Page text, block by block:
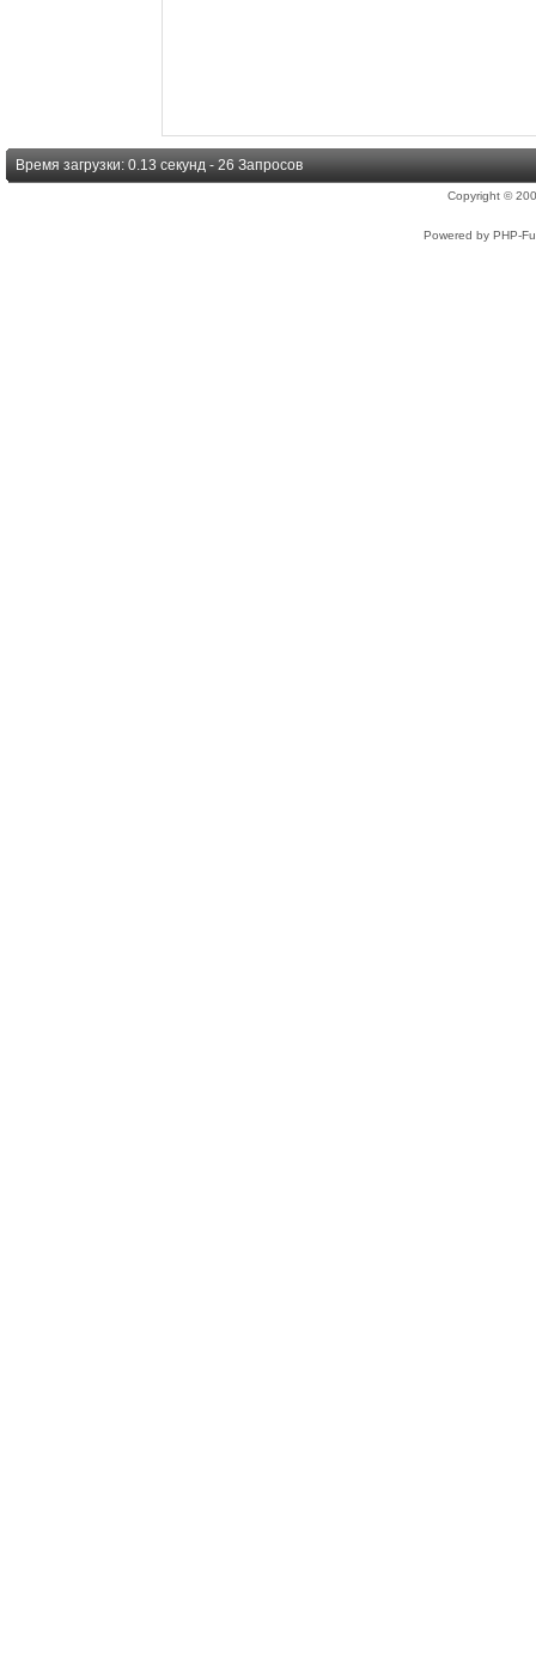
Время загрузки: 0.13 секунд - 26 Запросов
Copyright ©
Powered by PHP-